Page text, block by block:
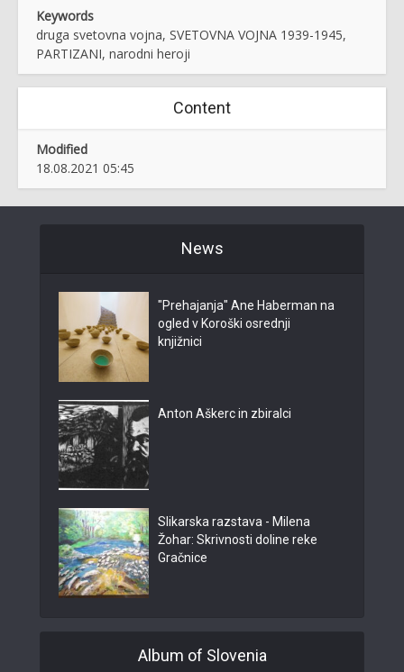
Keywords
druga svetovna vojna, SVETOVNA VOJNA 1939-1945,
PARTIZANI, narodni heroji
Content
Modified
18.08.2021 05:45
News
"Prehajanja" Ane Haberman na
ogled v Koroški osrednji
knjižnici
Anton Aškerc in zbiralci
Slikarska razstava - Milena
Žohar: Skrivnosti doline reke
Gračnice
Album of Slovenia